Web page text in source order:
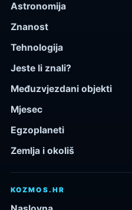
Astronomija
Znanost
Tehnologija
Jeste li znali?
Međuzvjezdani objekti
Mjesec
Egzoplaneti
Zemlja i okoliš
KOZMOS.HR